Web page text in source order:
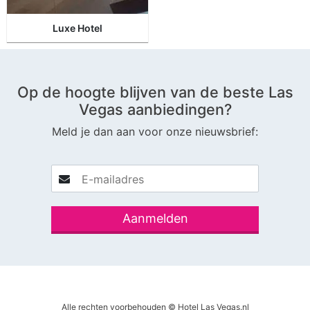
Luxe Hotel
Op de hoogte blijven van de beste Las
Vegas aanbiedingen?
Meld je dan aan voor onze nieuwsbrief:
Alle rechten voorbehouden © Hotel Las Vegas.nl